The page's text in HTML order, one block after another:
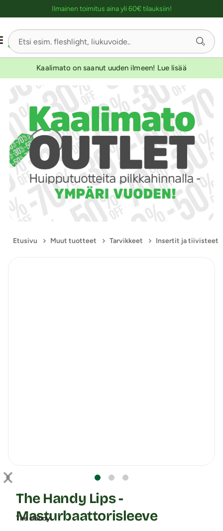
Ilmainen toimitus aina yli 60€ tilauksiin!
Kaalimato on saanut uuden ilmeen! Lue lisää
Etusivu Muut tuotteet Tarvikkeet Insertit ja tiivisteet
The Handy
The Handy Lips -
Masturbaattorisleeve